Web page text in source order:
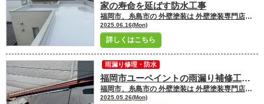
家の寿命を延ばす防水工事
福岡市、糸島市の 外壁塗装は 外壁塗装専門店ユーペイントへ お任せください！！★☆ ＼ブログ更新中／ 福岡市・糸島市にお住いの皆さんこんにちは！ 福岡市・糸島市地域密着の塗装専門店ユーペイント ショールームスタッフの原澤です
2025.06.16(Mon)
詳しくはこちら
福岡市ユーペイントの雨漏り補修工事と雨漏りについて
福岡市、糸島市の 外壁塗装は 外壁塗装専門店ユーペイントへ お任せください！！★☆ ＼ブログ更新中／ 福岡市・糸島市にお住いの皆さんこんにちは！ 福岡市・糸島市地域密着の塗装専門店ユーペイント ショールームスタッフの原澤です
2025.05.26(Mon)
雨漏り修理・防水